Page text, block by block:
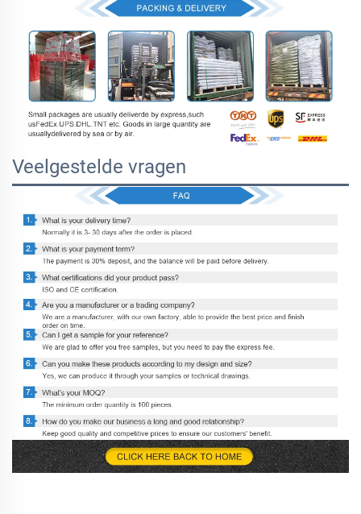
Veelgestelde vragen